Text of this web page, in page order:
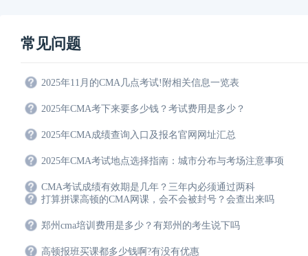
常见问题
2025年11月的CMA几点考试!附相关信息一览表
2025年CMA考下来要多少钱？考试费用是多少？
2025年CMA成绩查询入口及报名官网网址汇总
2025年CMA考试地点选择指南：城市分布与考场注意事项
CMA考试成绩有效期是几年？三年内必须通过两科
打算拼课高顿的CMA网课，会不会被封号？会查出来吗
郑州cma培训费用是多少？有郑州的考生说下吗
高顿报班买课都多少钱啊?有没有优惠